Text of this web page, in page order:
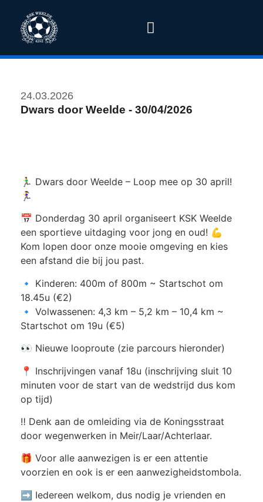
24.03.2026
Dwars door Weelde - 30/04/2026
🏃‍♂️ Dwars door Weelde – Loop mee op 30 april!
🏃‍♀️
📅 Donderdag 30 april organiseert KSK Weelde
een sportieve uitdaging voor jong en oud! 💪
Kom lopen door onze mooie omgeving en kies
een afstand die bij jou past.
🔹 Kinderen: 400m of 800m ~ Startschot om
18.45u (€2)
🔹 Volwassenen: 4,3 km – 5,2 km – 10,4 km ~
Startschot om 19u (€5)
👀 Nieuwe looproute (zie parcours hieronder)
📍 Inschrijvingen vanaf 18u (inschrijving sluit 10
minuten voor de start van de wedstrijd dus kom
op tijd)
‼️ Denk aan de omleiding via de Koningsstraat
door wegenwerken in Meir/Laar/Achterlaar.
🎁 Voor alle aanwezigen is er een attentie
voorzien en ook is er een aanwezigheidstombola.
➡️ Iedereen welkom, dus nodig je vrienden en